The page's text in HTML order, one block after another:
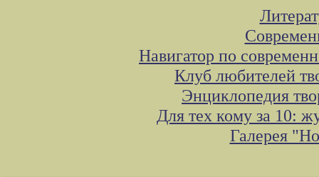
Навигатор по
Клуб любителей
Энциклопедия
Для тех кому за 10:
Галерея